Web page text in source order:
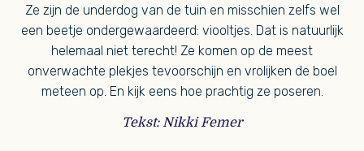
Ze zijn de underdog van de tuin en misschien zelfs wel
een beetje ondergewaardeerd: viooltjes. Dat is natuurlijk
helemaal niet terecht! Ze komen op de meest
onverwachte plekjes tevoorschijn en vrolijken de boel
meteen op. En kijk eens hoe prachtig ze poseren.
Tekst: Nikki Femer